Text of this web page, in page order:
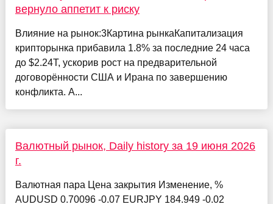
вернуло аппетит к риску
Влияние на рынок:3Картина рынкаКапитализация
крипторынка прибавила 1.8% за последние 24 часа
до $2.24T, ускорив рост на предварительной
договорённости США и Ирана по завершению
конфликта. А...
Валютный рынок, Daily history за 19 июня 2026
г.
Валютная пара Цена закрытия Изменение, %
AUDUSD 0.70096 -0.07 EURJPY 184.949 -0.02